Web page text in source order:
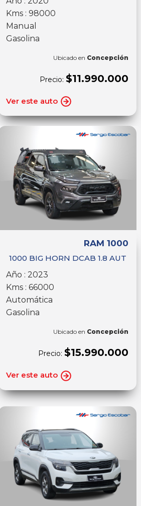
Kms : 98000
Manual
Gasolina
Ubicado en Concepción
Precio: $11.990.000
Ver este auto
RAM 1000
1000 BIG HORN DCAB 1.8 AUT
Año : 2023
Kms : 66000
Automática
Gasolina
Ubicado en Concepción
Precio: $15.990.000
Ver este auto